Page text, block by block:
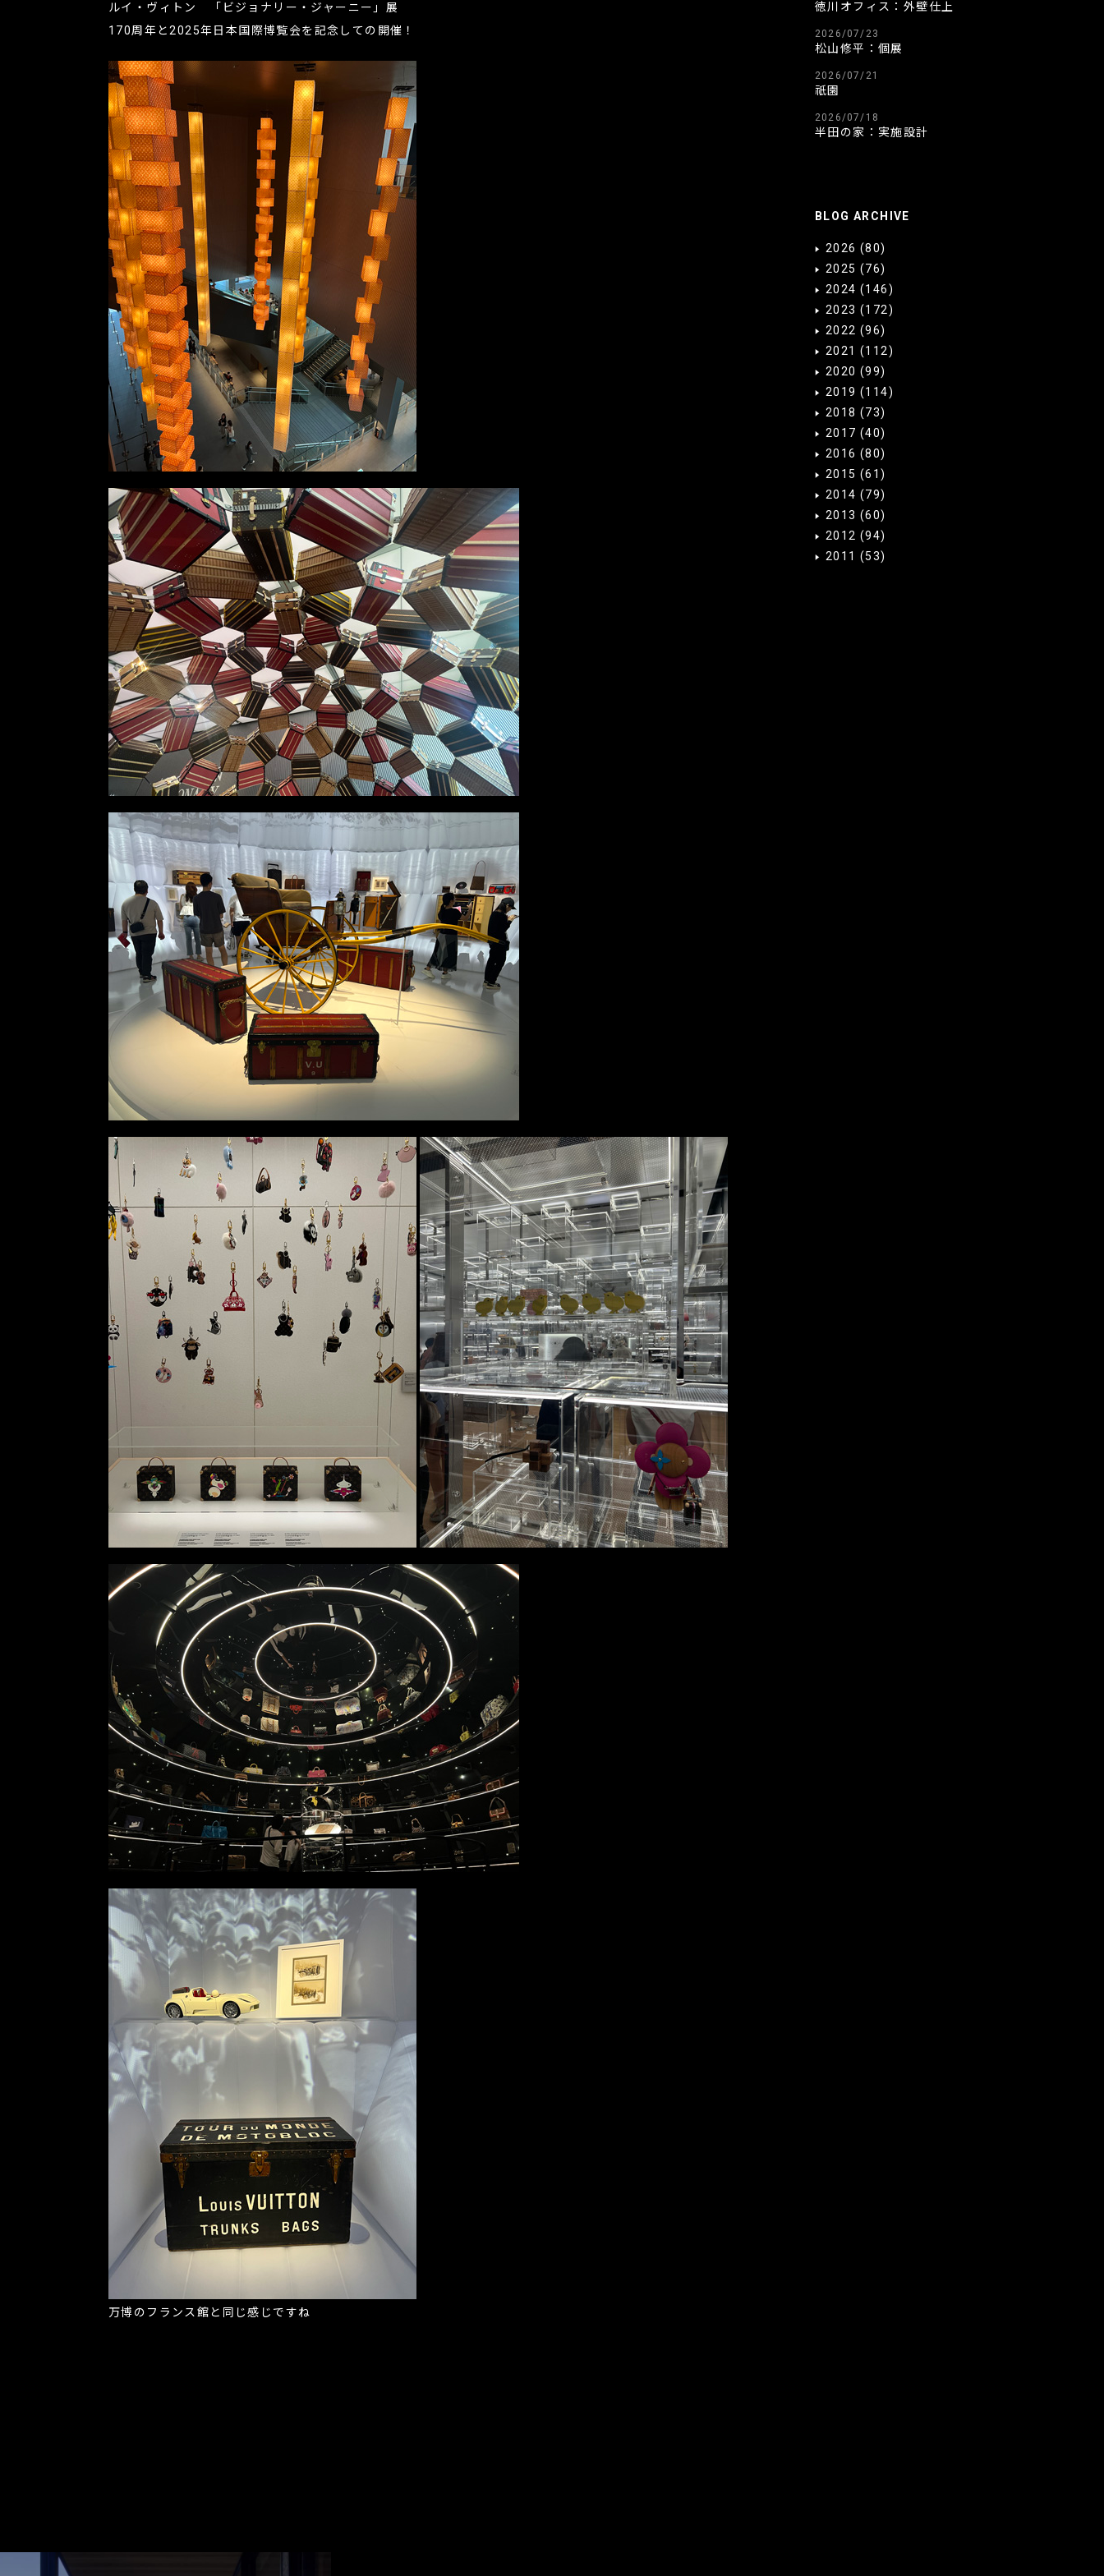
ルイ・ヴィトン 「ビジョナリー・ジャーニー」展
170周年と2025年日本国際博覧会を記念しての開催！
万博のフランス館と同じ感じですね
徳川オフィス：外壁仕上
2026/07/23
松山修平：個展
2026/07/21
祇園
2026/07/18
半田の家：実施設計
BLOG ARCHIVE
2026 (80)
2025 (76)
2024 (146)
2023 (172)
2022 (96)
2021 (112)
2020 (99)
2019 (114)
2018 (73)
2017 (40)
2016 (80)
2015 (61)
2014 (79)
2013 (60)
2012 (94)
2011 (53)